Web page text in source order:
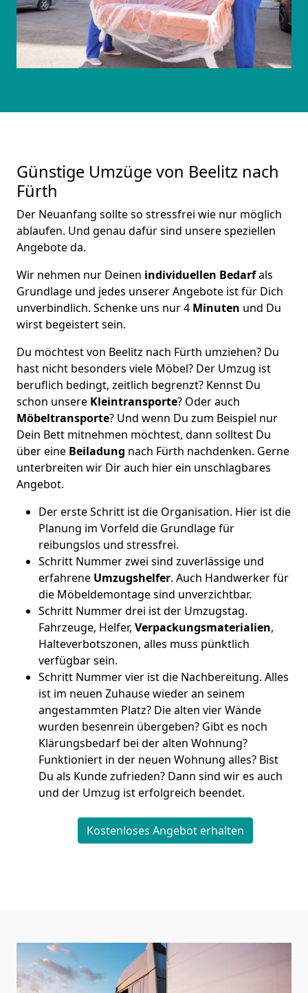
Günstige Umzüge von Beelitz nach
Fürth
Der Neuanfang sollte so stressfrei wie nur möglich
ablaufen. Und genau dafür sind unsere speziellen
Angebote da.
Wir nehmen nur Deinen individuellen Bedarfals
Grundlage und jedes unserer Angebote ist für Dich
unverbindlich. Schenke uns nur 4 Minuten und Du
wirst begeistert sein.
Du möchtest von Beelitz nach Fürth umziehen? Du
hast nicht besonders viele Möbel? Der Umzug ist
beruflich bedingt, zeitlich begrenzt? Kennst Du
schon unsere Kleintransporte? Oder auch
Möbeltransporte? Und wenn Du zum Beispiel nur
Dein Bett mitnehmen möchtest, dann solltest Du
über eine Beiladung nach Fürth nachdenken. Gerne
unterbreiten wir Dir auch hier ein unschlagbares
Angebot.
Der erste Schritt ist die Organisation. Hier ist die
Planung im Vorfeld die Grundlage für
reibungslos und stressfrei.
Schritt Nummer zwei sind zuverlässige und
erfahrene Umzugshelfer. Auch Handwerker für
die Möbeldemontage sind unverzichtbar.
Schritt Nummer drei ist der Umzugstag.
Fahrzeuge, Helfer, Verpackungsmaterialien,
Halteverbotszonen, alles muss pünktlich
verfügbar sein.
Schritt Nummer vier ist die Nachbereitung. Alles
ist im neuen Zuhause wieder an seinem
angestammten Platz? Die alten vier Wände
wurden besenrein übergeben? Gibt es noch
Klärungsbedarf bei der alten Wohnung?
Funktioniert in der neuen Wohnung alles? Bist
Du als Kunde zufrieden? Dann sind wir es auch
und der Umzug ist erfolgreich beendet.
Kostenloses Angebot erhalten